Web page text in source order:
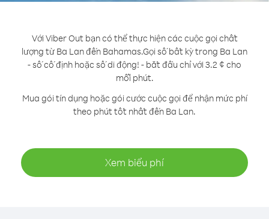
Với Viber Out bạn có thể thực hiện các cuộc gọi chất
lượng từ Ba Lan đến Bahamas.Gọi số bất kỳ trong Ba Lan
- số cố định hoặc số di động! - bắt đầu chỉ với 3.2 ¢ cho
mỗi phút.
Mua gói tín dụng hoặc gói cước cuộc gọi để nhận mức phí
theo phút tốt nhất đến Ba Lan.
Xem biểu phí